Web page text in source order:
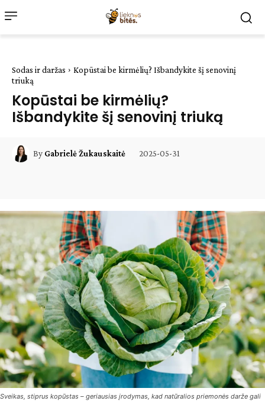
Sodas ir daržas
Kopūstai be kirmėlių? Išbandykite šį senovinį
triuką
Kopūstai be kirmėlių?
Išbandykite šį senovinį triuką
By Gabrielė Žukauskaitė 2025-05-31
Sveikas, stiprus kopūstas – geriausias įrodymas, kad natūralios priemonės darže gali